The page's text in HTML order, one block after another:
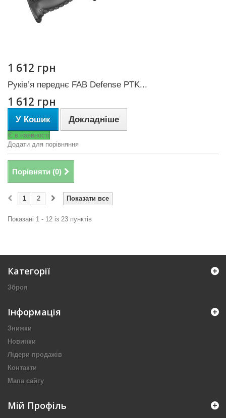
1 612 грн
Руків’я переднє FAB Defense PTK...
1 612 грн
У Кошик Докладніше
Є в наявності
Додати для порівняння
Порівняти (0)
Показати все
1 2
Показані 1 - 12 із 23 пунктів
Категорії
Зброя
Інформація
Знижки
Новинки
Лідери продажів
Контакти
Мапа сайту
Мій Профіль